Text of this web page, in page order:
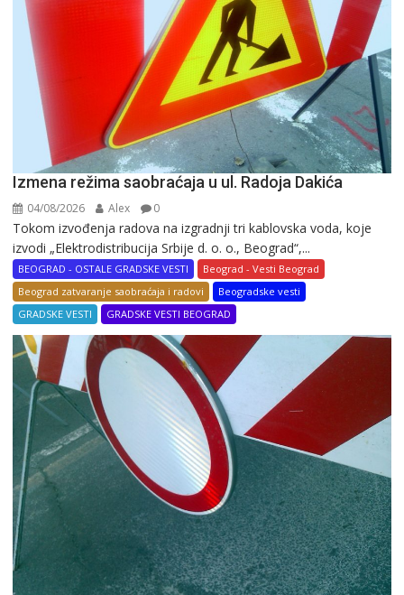
Izmena režima saobraćaja u ul. Radoja Dakića
04/08/2026 Alex 0
Tokom izvođenja radova na izgradnji tri kablovska voda, koje
izvodi „Elektrodistribucija Srbije d. o. o., Beograd“,...
BEOGRAD - OSTALE GRADSKE VESTI
Beograd - Vesti Beograd
Beograd zatvaranje saobraćaja i radovi
Beogradske vesti
GRADSKE VESTI
GRADSKE VESTI BEOGRAD